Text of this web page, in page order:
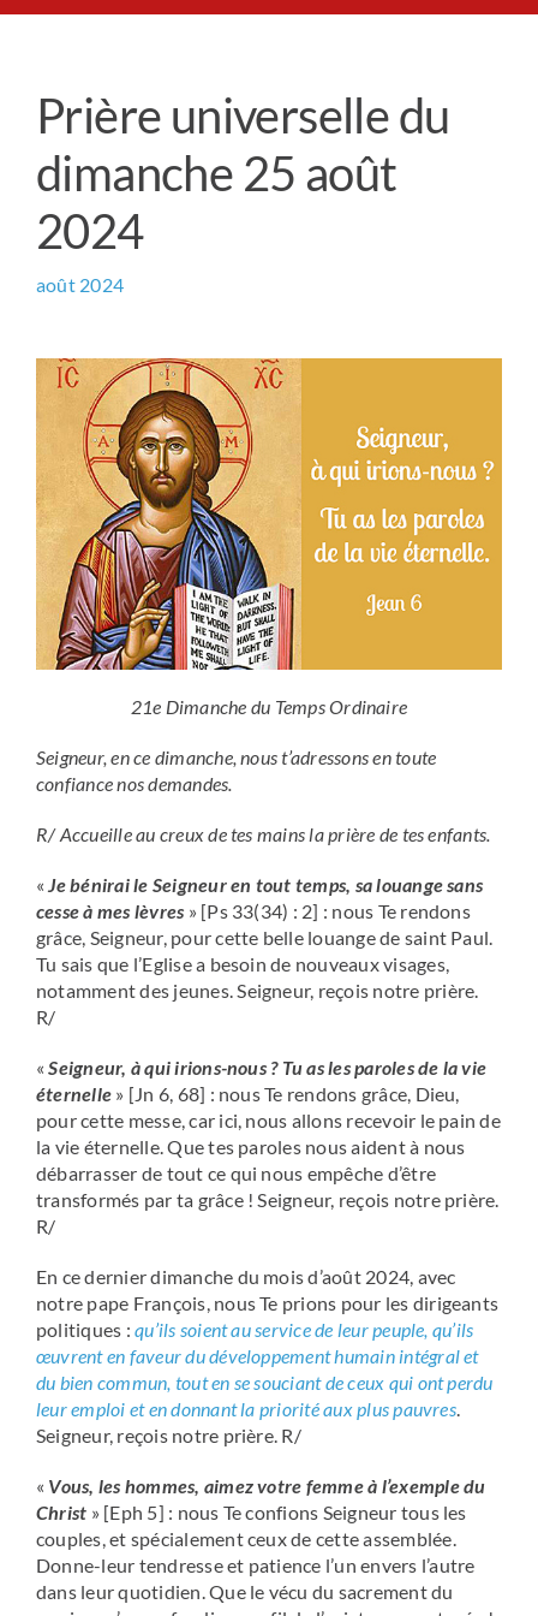
Prière universelle
Qui sommes-nous ?
Contact
Prière universelle du
dimanche 25 août
2024
août 2024
21e Dimanche du Temps Ordinaire
Seigneur, en ce dimanche, nous t’adressons en toute
confiance nos demandes.
R/ Accueille au creux de tes mains la prière de tes enfants.
« Je bénirai le Seigneur en tout temps, sa louange sans
cesse à mes lèvres » [Ps 33(34) : 2] : nous Te rendons
grâce, Seigneur, pour cette belle louange de saint Paul.
Tu sais que l’Eglise a besoin de nouveaux visages,
notamment des jeunes. Seigneur, reçois notre prière.
R/
«Seigneur, à qui irions-nous ? Tu as les paroles de la vie
éternelle » [Jn 6, 68] : nous Te rendons grâce, Dieu,
pour cette messe, car ici, nous allons recevoir le pain de
la vie éternelle. Que tes paroles nous aident à nous
débarrasser de tout ce qui nous empêche d’être
transformés par ta grâce ! Seigneur, reçois notre prière.
R/
En ce dernier dimanche du mois d’août 2024, avec
notre pape François, nous Te prions pour les dirigeants
politiques :qu’ils soient au service de leur peuple, qu’ils
œuvrent en faveur du développement humain intégral et
du bien commun, tout en se souciant de ceux qui ont perdu
leur emploi et en donnant la priorité aux plus pauvres.
Seigneur, reçois notre prière. R/
« Vous, les hommes, aimez votre femme à l’exemple du
Christ » [Eph 5] : nous Te confions Seigneur tous les
couples, et spécialement ceux de cette assemblée.
Donne-leur tendresse et patience l’un envers l’autre
dans leur quotidien. Que le vécu du sacrement du